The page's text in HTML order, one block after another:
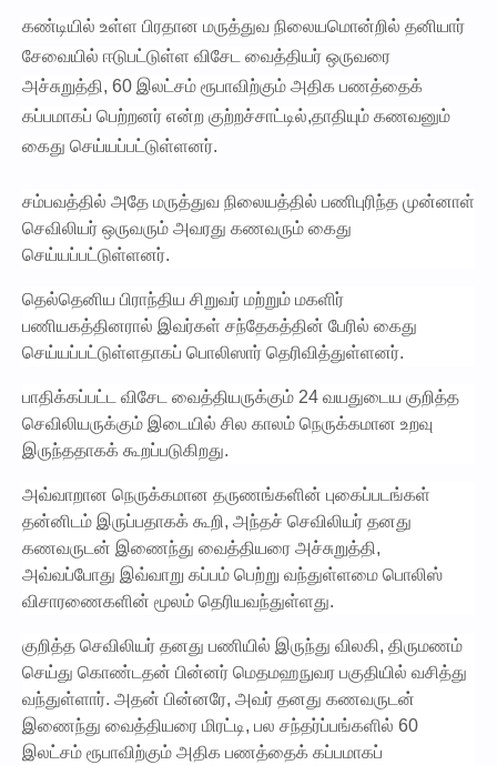
கண்டியில் உள்ள பிரதான மருத்துவ நிலையமொன்றில் தனியார்
சேவையில் ஈடுபட்டுள்ள விசேட வைத்தியர் ஒருவரை
அச்சுறுத்தி, 60 இலட்சம் ரூபாவிற்கும் அதிக பணத்தைக்
கப்பமாகப் பெற்றனர் என்ற குற்றச்சாட்டில்,தாதியும் கணவனும்
கைது செய்யப்பட்டுள்ளனர்.
சம்பவத்தில் அதே மருத்துவ நிலையத்தில் பணிபுரிந்த முன்னாள்
செவிலியர் ஒருவரும் அவரது கணவரும் கைது
செய்யப்பட்டுள்ளனர்.
தெல்தெனிய பிராந்திய சிறுவர் மற்றும் மகளிர்
பணியகத்தினரால் இவர்கள் சந்தேகத்தின் பேரில் கைது
செய்யப்பட்டுள்ளதாகப் பொலிஸார் தெரிவித்துள்ளனர்.
பாதிக்கப்பட்ட விசேட வைத்தியருக்கும் 24 வயதுடைய குறித்த
செவிலியருக்கும் இடையில் சில காலம் நெருக்கமான உறவு
இருந்ததாகக் கூறப்படுகிறது.
அவ்வாறான நெருக்கமான தருணங்களின் புகைப்படங்கள்
தன்னிடம் இருப்பதாகக் கூறி, அந்தச் செவிலியர் தனது
கணவருடன் இணைந்து வைத்தியரை அச்சுறுத்தி,
அவ்வப்போது இவ்வாறு கப்பம் பெற்று வந்துள்ளமை பொலிஸ்
விசாரணைகளின் மூலம் தெரியவந்துள்ளது.
குறித்த செவிலியர் தனது பணியில் இருந்து விலகி, திருமணம்
செய்து கொண்டதன் பின்னர் மெதமஹநுவர பகுதியில் வசித்து
வந்துள்ளார். அதன் பின்னரே, அவர் தனது கணவருடன்
இணைந்து வைத்தியரை மிரட்டி, பல சந்தர்ப்பங்களில் 60
இலட்சம் ரூபாவிற்கும் அதிக பணத்தைக் கப்பமாகப்